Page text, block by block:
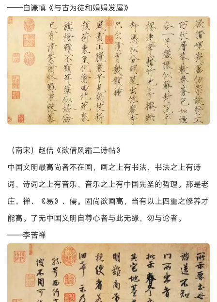
（五代）杨凝式《韭花帖》
“诗书画三绝”第一个在作品上集大成的人物，应该是赵孟
頫。赵孟頫具体说出：画奇石用了书法上的“飞白”皴擦，画
枯木用了古篆字的笔触，画墨竹需要了解精通写字的“永字
八法”。赵孟頫重新界定了“书画同源”这一古老成语的全新理